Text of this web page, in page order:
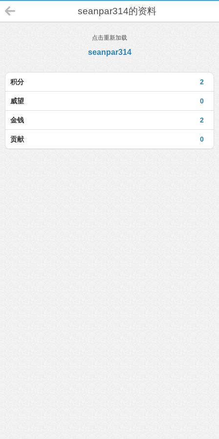
seanpar314的资料
点击重新加载
seanpar314
2
积分
0
威望
2
金钱
0
贡献